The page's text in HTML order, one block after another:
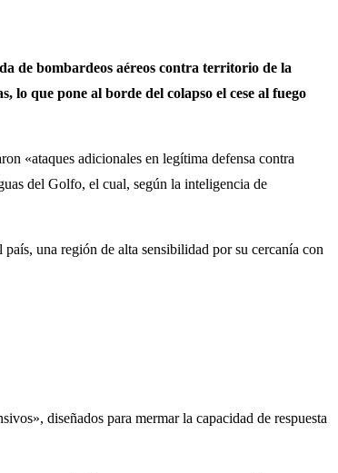
de bombardeos aéreos contra territorio de la
lo que pone al borde del colapso el cese al fuego
«ataques adicionales en legítima defensa contra
del Golfo, el cual, según la inteligencia de
una región de alta sensibilidad por su cercanía con
diseñados para mermar la capacidad de respuesta